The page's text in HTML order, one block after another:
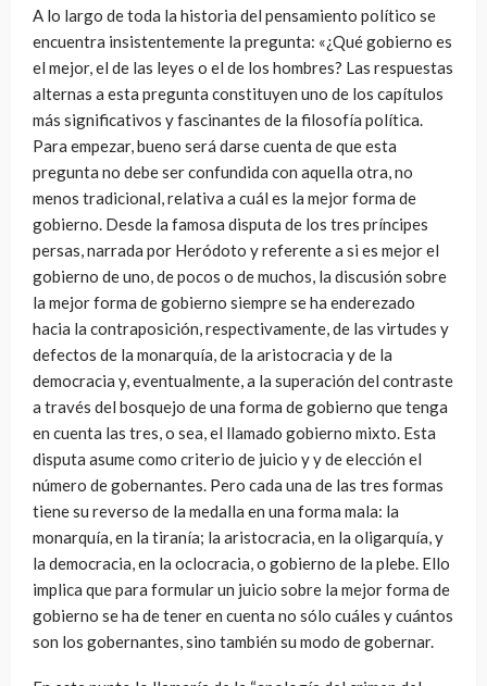
A lo largo de toda la historia del pensamiento político se
encuentra insistentemente la pregunta: «¿Qué gobierno es
el mejor, el de las leyes o el de los hombres? Las respuestas
alternas a esta pregunta constituyen uno de los capítulos
más significativos y fascinantes de la filosofía política.
Para empezar, bueno será darse cuenta de que esta
pregunta no debe ser confundida con aquella otra, no
menos tradicional, relativa a cuál es la mejor forma de
gobierno. Desde la famosa disputa de los tres príncipes
persas, narrada por Heródoto y referente a si es mejor el
gobierno de uno, de pocos o de muchos, la discusión sobre
la mejor forma de gobierno siempre se ha enderezado
hacia la contraposición, respectivamente, de las virtudes y
defectos de la monarquía, de la aristocracia y de la
democracia y, eventualmente, a la superación del contraste
a través del bosquejo de una forma de gobierno que tenga
en cuenta las tres, o sea, el llamado gobierno mixto. Esta
disputa asume como criterio de juicio y y de elección el
número de gobernantes. Pero cada una de las tres formas
tiene su reverso de la medalla en una forma mala: la
monarquía, en la tiranía; la aristocracia, en la oligarquía, y
la democracia, en la oclocracia, o gobierno de la plebe. Ello
implica que para formular un juicio sobre la mejor forma de
gobierno se ha de tener en cuenta no sólo cuáles y cuántos
son los gobernantes, sino también su modo de gobernar.